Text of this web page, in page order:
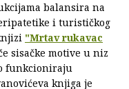
balansira na
i turističkog
"Mrtav rukavac
sisačke motive u niz
funkcioniraju
knjiga je